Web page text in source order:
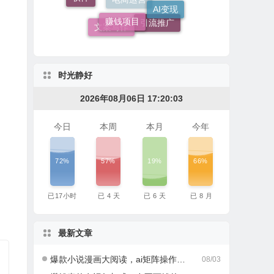
电商运营
引流推广
文案写作
赚钱项目
时光静好
2026年08月06日 17:20:04
今日
72%
已17小时
本周
57%
已 4 天
本月
19%
已 6 天
今年
66%
已 8 月
最新文章
08/03
爆款小说漫画大阅读，ai矩阵操作，当天可见收益，号称日入400+